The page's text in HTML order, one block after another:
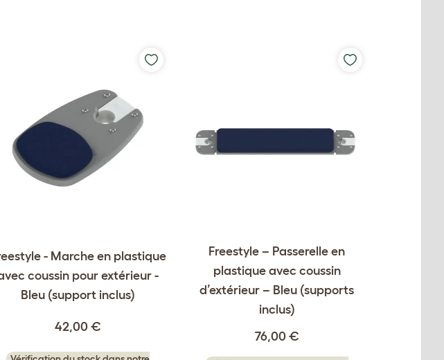
- Marche en plastique
coussin pour extérieur -
Bleu (support inclus)
42,00 €
Freestyle – Passerelle en
plastique avec coussin
d’extérieur – Bleu (supports
inclus)
76,00 €